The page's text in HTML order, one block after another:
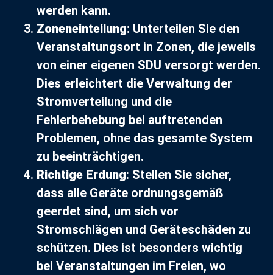
werden kann.
Zoneneinteilung: Unterteilen Sie den
Veranstaltungsort in Zonen, die jeweils
von einer eigenen SDU versorgt werden.
Dies erleichtert die Verwaltung der
Stromverteilung und die
Fehlerbehebung bei auftretenden
Problemen, ohne das gesamte System
zu beeinträchtigen.
Richtige Erdung: Stellen Sie sicher,
dass alle Geräte ordnungsgemäß
geerdet sind, um sich vor
Stromschlägen und Geräteschäden zu
schützen. Dies ist besonders wichtig
bei Veranstaltungen im Freien, wo